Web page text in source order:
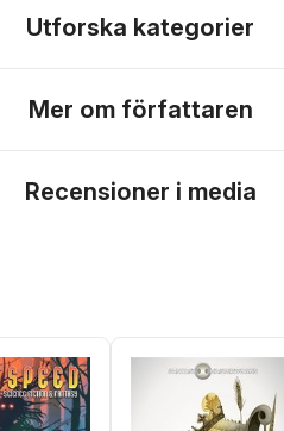
Utforska kategorier
Mer om författaren
Recensioner i media